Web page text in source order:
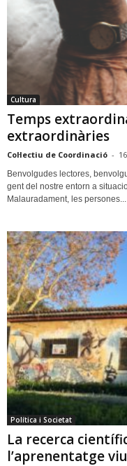
Cultura
Temps
extraordinàries
Col·lectiu de Coordinació -
Benvolgudes lectores,
gent del nostre entorn a
Malauradament, les persones...
Política i Societat
La recerca
l’aprenentatge viu